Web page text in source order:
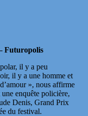
Futuropolis
il y a peu
il y a une homme et
», nous affirme
une enquête policière,
Denis, Grand Prix
du festival.